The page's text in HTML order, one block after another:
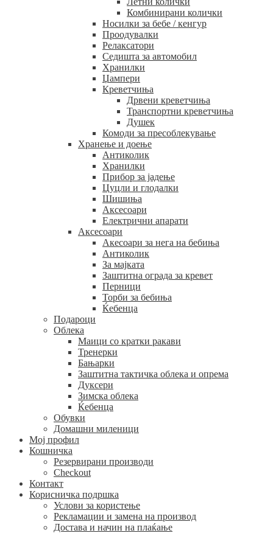
Комбинирани колички
Носилки за бебе / кенгур
Проодувалки
Релаксатори
Седишта за автомобил
Хранилки
Џампери
Креветчиња
Дрвени креветчиња
Транспортни креветчиња
Душек
Комоди за пресоблекување
Хранење и доење
Антиколик
Хранилки
Прибор за јадење
Цуцли и глодалки
Шишиња
Аксесоари
Електрични апарати
Аксесоари
Акесоари за нега на бебиња
Антиколик
За мајката
Заштитна ограда за кревет
Перници
Торби за бебиња
Ќебенца
Подароци
Облека
Маици со кратки ракави
Тренерки
Бањарки
Заштитна тактичка облека и опрема
Дуксери
Зимска облека
Ќебенца
Обувки
Домашни миленици
Мој профил
Кошничка
Резервирани производи
Checkout
Контакт
Корисничка подршка
Услови за користење
Рекламации и замена на производ
Достава и начин на плаќање